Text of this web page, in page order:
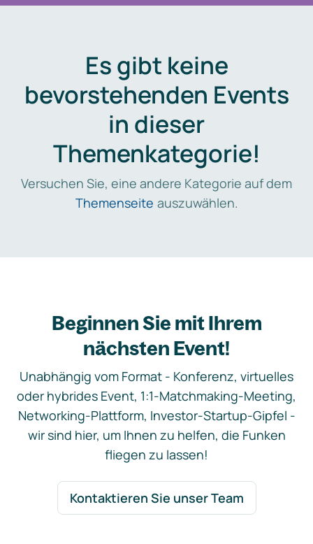
Es gibt keine
bevorstehenden Events
in dieser
Themenkategorie!
Versuchen Sie, eine andere Kategorie auf dem
Themenseite auszuwählen.
Beginnen Sie mit Ihrem
nächsten Event!
Unabhängig vom Format - Konferenz, virtuelles
oder hybrides Event, 1:1-Matchmaking-Meeting,
Networking-Plattform, Investor-Startup-Gipfel -
wir sind hier, um Ihnen zu helfen, die Funken
fliegen zu lassen!
Kontaktieren Sie unser Team